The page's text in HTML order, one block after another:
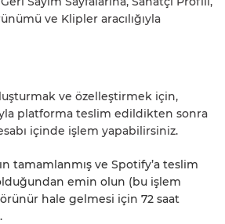
ve Klipler aracılığıyla
ve özelleştirmek için,
platforma teslim edildikten sonra
içinde işlem yapabilirsiniz.
tamamlanmış ve Spotify’a teslim
emin olun (bu işlem
hale gelmesi için 72 saat